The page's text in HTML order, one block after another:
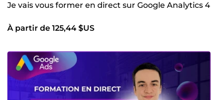
Je vais vous former en direct sur Google Analytics 4
À partir de 125,44 $US